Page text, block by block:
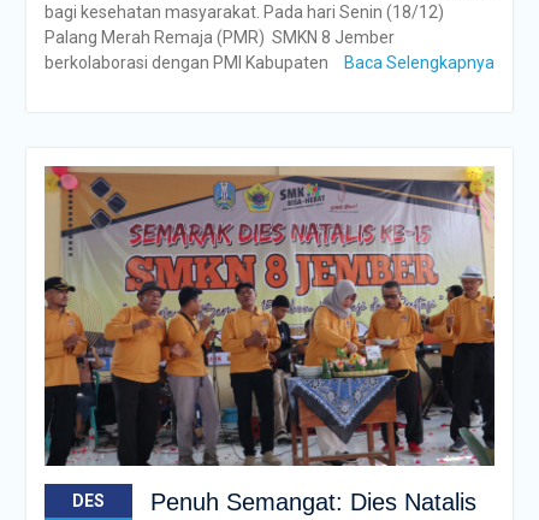
bagi kesehatan masyarakat. Pada hari Senin (18/12)
Palang Merah Remaja (PMR) SMKN 8 Jember
berkolaborasi dengan PMI Kabupaten
Baca Selengkapnya
DES
Penuh Semangat: Dies Natalis